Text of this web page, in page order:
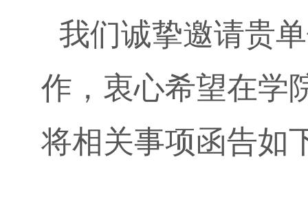
我们诚挚邀请贵
作，衷心希望在学
将相关事项函告如